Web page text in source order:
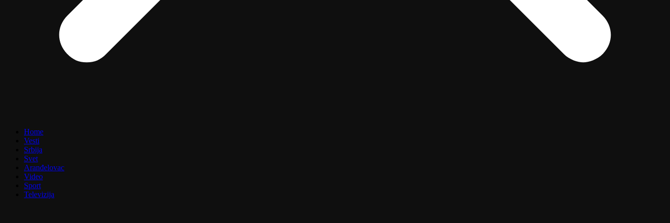
Home
Vesti
Srbija
Svet
Aranđelovac
Video
Sport
Televizija